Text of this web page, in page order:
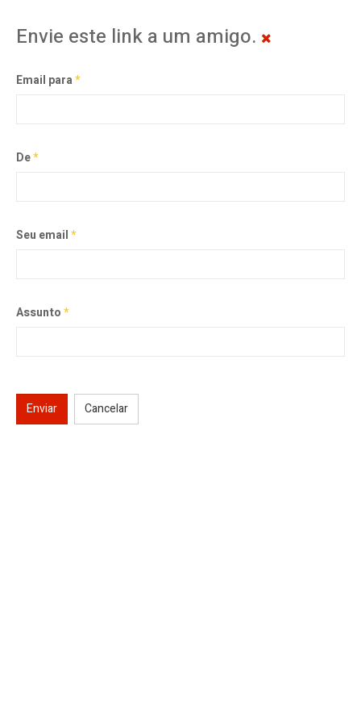
Envie este link a um amigo.
Email para*
De*
Seu email*
Assunto*
Enviar Cancelar